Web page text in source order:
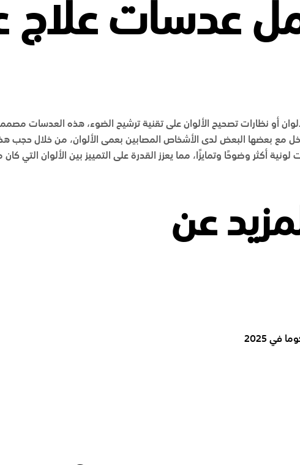
عدسات علاج
أو نظارات تصحيح الألوان على تقنية ترشيح الضوء، هذه العدسات
مع بعضها البعض لدى الأشخاص المصابين بعمى الألوان، من خلال حجب
أكثر وضوحًا وتمايزًا، مما يعزز القدرة على التمييز بين الألوان التي
عن
في 2025